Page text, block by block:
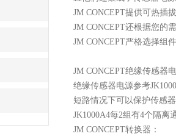
JM CONCEPT提供可热插
JM CONCEPT还根据您的
JM CONCEPT严格选择组
JM CONCEPT绝缘传感器
绝缘传感器电源参考
短路情况下可以保护传感
JK1000A4每2组有4个隔离
JM CONCEPT转换器 ：